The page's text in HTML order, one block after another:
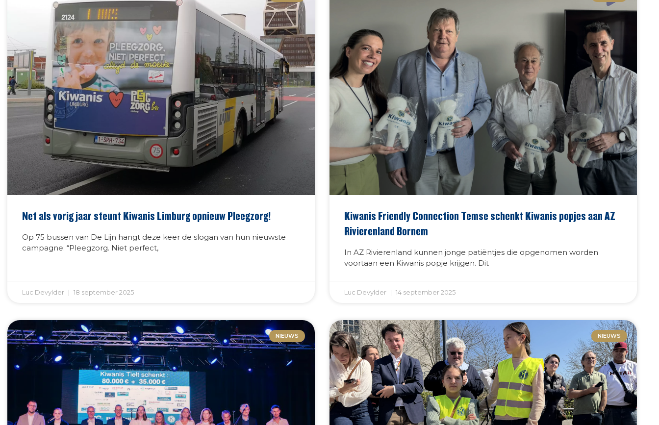
Net als vorig jaar steunt Kiwanis Limburg opnieuw Pleegzorg!
Op 75 bussen van De Lijn hangt deze keer de slogan van hun nieuwste
campagne: “Pleegzorg. Niet perfect,
Luc Devylder 18 september 2025
Kiwanis Friendly Connection Temse schenkt Kiwanis popjes aan AZ
Rivierenland Bornem
In AZ Rivierenland kunnen jonge patiëntjes die opgenomen worden
voortaan een Kiwanis popje krijgen. Dit
Luc Devylder 14 september 2025
NIEUWS NIEUWS